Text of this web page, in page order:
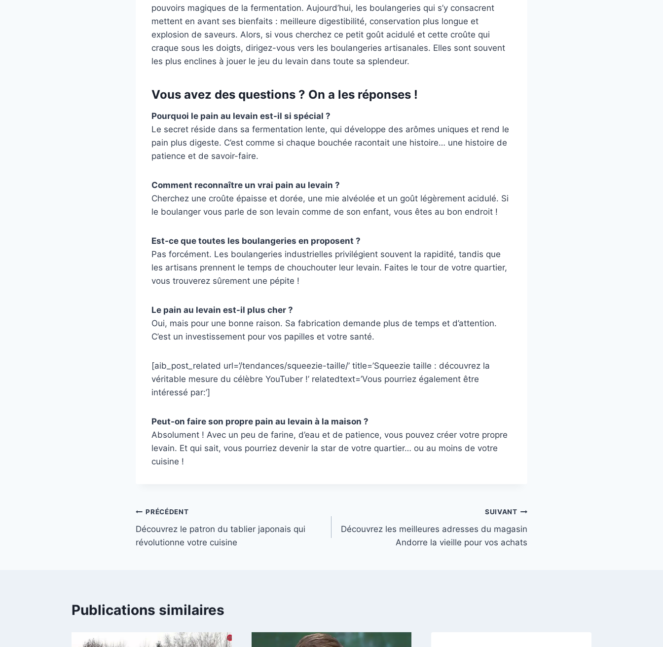
pouvoirs magiques de la fermentation. Aujourd’hui, les boulangeries qui s’y consacrent
mettent en avant ses bienfaits : meilleure digestibilité, conservation plus longue et
explosion de saveurs. Alors, si vous cherchez ce petit goût acidulé et cette croûte qui
craque sous les doigts, dirigez-vous vers les boulangeries artisanales. Elles sont souvent
les plus enclines à jouer le jeu du levain dans toute sa splendeur.
Vous avez des questions ? On a les réponses !
Pourquoi le pain au levain est-il si spécial ?
Le secret réside dans sa fermentation lente, qui développe des arômes uniques et rend le
pain plus digeste. C’est comme si chaque bouchée racontait une histoire… une histoire de
patience et de savoir-faire.
Comment reconnaître un vrai pain au levain ?
Cherchez une croûte épaisse et dorée, une mie alvéolée et un goût légèrement acidulé. Si
le boulanger vous parle de son levain comme de son enfant, vous êtes au bon endroit !
Est-ce que toutes les boulangeries en proposent ?
Pas forcément. Les boulangeries industrielles privilégient souvent la rapidité, tandis que
les artisans prennent le temps de chouchouter leur levain. Faites le tour de votre quartier,
vous trouverez sûrement une pépite !
Le pain au levain est-il plus cher ?
Oui, mais pour une bonne raison. Sa fabrication demande plus de temps et d’attention.
C’est un investissement pour vos papilles et votre santé.
[aib_post_related url=’/tendances/squeezie-taille/’ title=’Squeezie taille : découvrez la
véritable mesure du célèbre YouTuber !’ relatedtext=’Vous pourriez également être
intéressé par:’]
Peut-on faire son propre pain au levain à la maison ?
Absolument ! Avec un peu de farine, d’eau et de patience, vous pouvez créer votre propre
levain. Et qui sait, vous pourriez devenir la star de votre quartier… ou au moins de votre
cuisine !
Navigation
de
PRÉCÉDENT
Découvrez le patron du tablier japonais qui
révolutionne votre cuisine
SUIVANT
Découvrez les meilleures adresses du magasin
Andorre la vieille pour vos achats
Publications similaires